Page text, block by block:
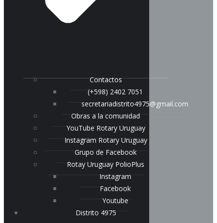
Contactos
(+598) 2402 7051
secretariadistrito4975@gmail.com
Obras a la comunidad
YouTube Rotary Uruguay
Instagram Rotary Uruguay
Grupo de Facebook
Rotay Uruguay PolioPlus
Instagram
Facebook
Youtube
Distrito 4975